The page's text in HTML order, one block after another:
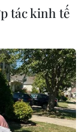
tác kinh tế